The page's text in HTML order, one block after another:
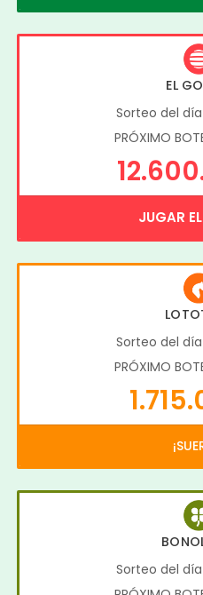
EL
Sorteo del
PRÓXIMO
JUGAR
Sorteo del
PRÓXIMO
Sorteo del